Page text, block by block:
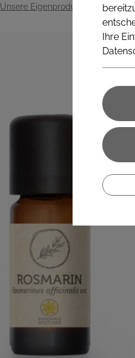
Unsere Eigenprodukte
Ihre